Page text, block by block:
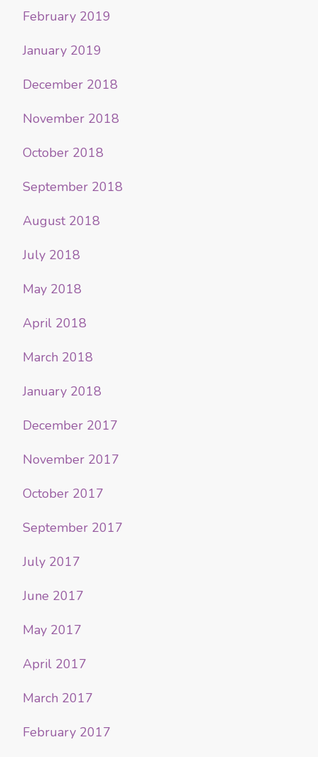
February 2019
January 2019
December 2018
November 2018
October 2018
September 2018
August 2018
July 2018
May 2018
April 2018
March 2018
January 2018
December 2017
November 2017
October 2017
September 2017
July 2017
June 2017
May 2017
April 2017
March 2017
February 2017